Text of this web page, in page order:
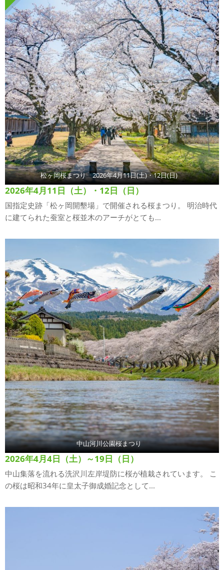
松ヶ岡桜まつり 2026年4月11日(土)・12日(日)
2026年4月11日（土）・12日（日）
国指定史跡「松ヶ岡開墾場」で開催される桜まつり。 明治時代
に建てられた蚕室と桜並木のアーチがとても...
中山河川公園桜まつり
2026年4月4日（土）～19日（日）
中山集落を流れる洗沢川左岸堤防に桜が植栽されています。 こ
の桜は昭和34年に皇太子御成婚記念として...